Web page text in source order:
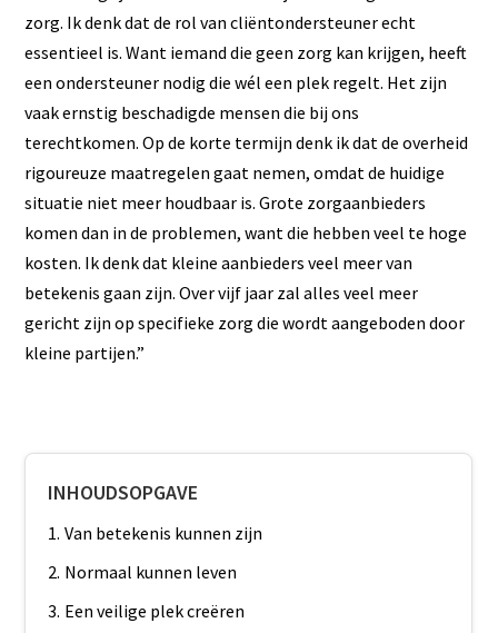
zorg. Ik denk dat de rol van cliëntondersteuner echt
essentieel is. Want iemand die geen zorg kan krijgen, heeft
een ondersteuner nodig die wél een plek regelt. Het zijn
vaak ernstig beschadigde mensen die bij ons
terechtkomen. Op de korte termijn denk ik dat de overheid
rigoureuze maatregelen gaat nemen, omdat de huidige
situatie niet meer houdbaar is. Grote zorgaanbieders
komen dan in de problemen, want die hebben veel te hoge
kosten. Ik denk dat kleine aanbieders veel meer van
betekenis gaan zijn. Over vijf jaar zal alles veel meer
gericht zijn op specifieke zorg die wordt aangeboden door
kleine partijen.”
INHOUDSOPGAVE
Van betekenis kunnen zijn
Normaal kunnen leven
Een veilige plek creëren